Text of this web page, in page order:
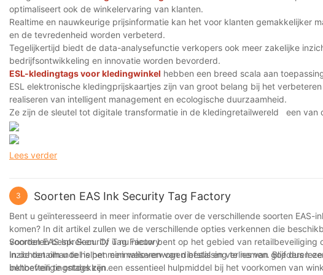
optimaliseert ook de winkelervaring van klanten.
Realtime en nauwkeurige prijsinformatie kan het voor klanten gemakkelijker
en de tevredenheid worden verbeterd.
Tegelijkertijd biedt de data-analysefunctie verkopers ook meer zakelijke
bedrijfsontwikkeling en innovatie worden bevorderd.
ESL-kledingtags voor kledingwinkel hebben een breed scala aan
ESL elektronische kledingprijskaartjes zijn van groot belang bij het
realiseren van intelligent management en ecologische duurzaamheid.
Ze zijn de sleutel tot digitale transformatie in de kledingretailwereld een van
Lees verder
3 Soorten EAS Ink Security Tag Factory
Bent u geïnteresseerd in meer informatie over de verschillende soorten
komen? In dit artikel zullen we de verschillende opties verkennen die
voordelen bespreken. Of u nu nieuw bent op het gebied van
inzichten om u te helpen een weloverwogen beslissing te nemen. Blijf dus
behoeften te ontdekken.
Soorten EAS Ink Security Tag Factory
In de detailhandel is het minimaliseren van diefstal en verlies van goederen
inktbeveiligingstags zijn een essentieel hulpmiddel bij het voorkomen van